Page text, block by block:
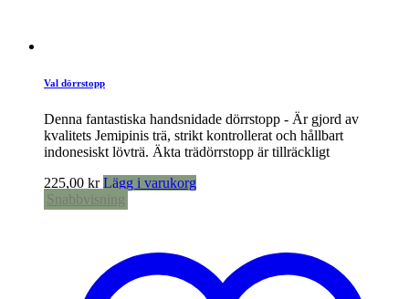
Val dörrstopp
Denna fantastiska handsnidade dörrstopp - Är gjord av
kvalitets Jemipinis trä, strikt kontrollerat och hållbart
indonesiskt lövträ. Äkta trädörrstopp är tillräckligt
225,00 kr Lägg i varukorg
Snabbvisning